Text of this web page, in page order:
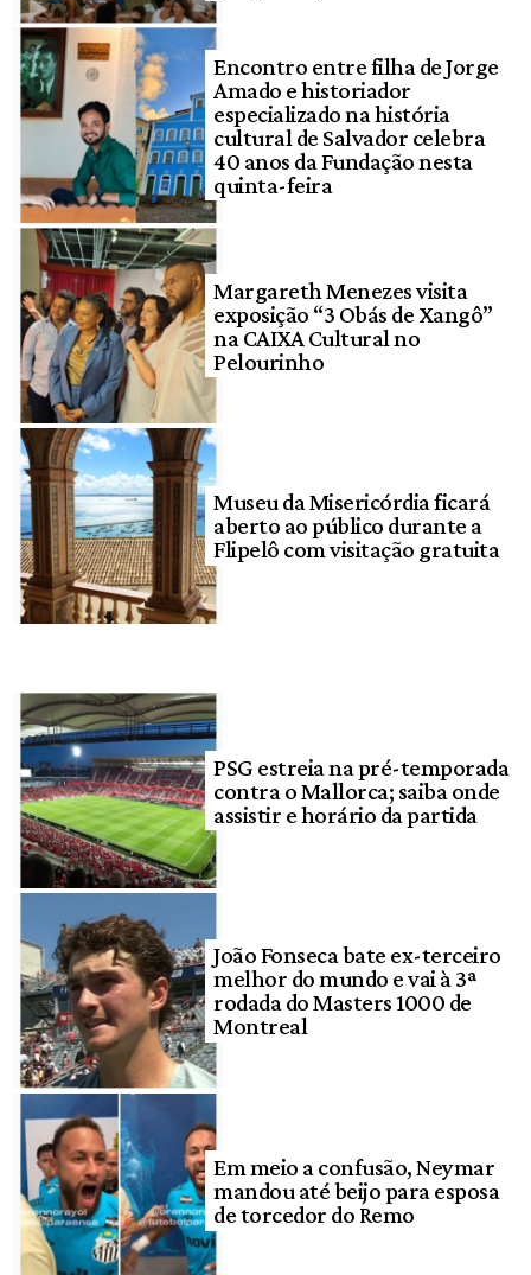
Encontro entre filha de Jorge
Amado e historiador
especializado na história
cultural de Salvador celebra
40 anos da Fundação nesta
quinta-feira
Margareth Menezes visita
exposição “3 Obás de Xangô”
na CAIXA Cultural no
Pelourinho
Museu da Misericórdia ficará
aberto ao público durante a
Flipelô com visitação gratuita
PSG estreia na pré-temporada
contra o Mallorca; saiba onde
assistir e horário da partida
João Fonseca bate ex-terceiro
melhor do mundo e vai à 3ª
rodada do Masters 1000 de
Montreal
Em meio a confusão, Neymar
mandou até beijo para esposa
de torcedor do Remo